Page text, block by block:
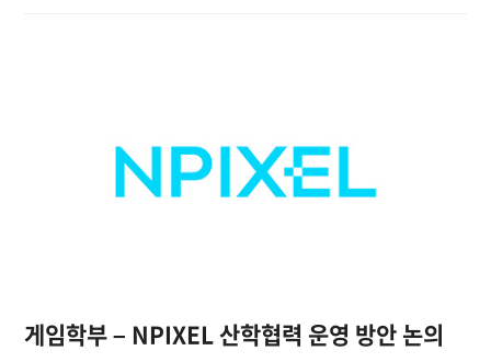
게임학부 – NPIXEL 산학협력 운영 방안 논의